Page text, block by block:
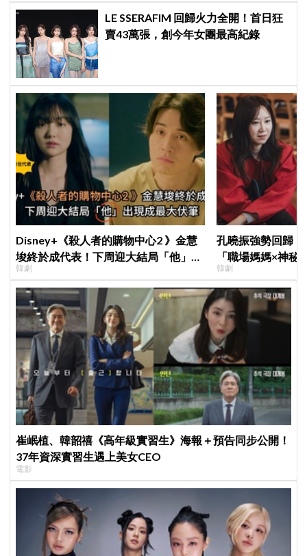
LE SSERAFIM 回歸火力全開！首日狂
賣43萬張，創今年女團最高紀錄
Disney+《殺人者的購物中心2 》金慧
埈終於成代表！下周迎大結局「他」出
現成最大伏筆
韓劇
孔曉振強勢回歸
「職場媽媽×神秘
鄭準元展開反差夫
韓劇
崔岷植、韓韶禧《高年級實習生》海報＋預告同步公開！
37年資深實習生遇上美女CEO
電影